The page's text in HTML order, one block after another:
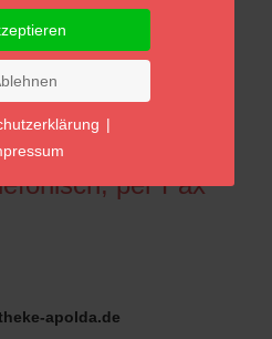
per Fax
apolda.de
|